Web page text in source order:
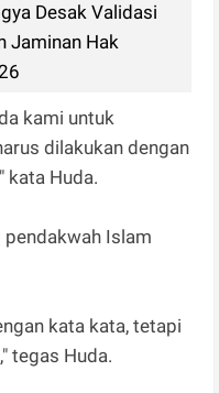
Desak Validasi
Jaminan Hak
kami untuk
dilakukan dengan
kata Huda.
pendakwah Islam
kata kata, tetapi
tegas Huda.